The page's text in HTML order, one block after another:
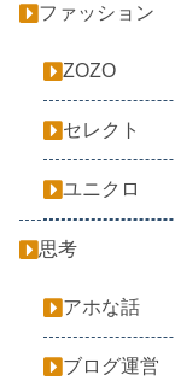
ファッション
ZOZO
セレクト
ユニクロ
思考
アホな話
ブログ運営